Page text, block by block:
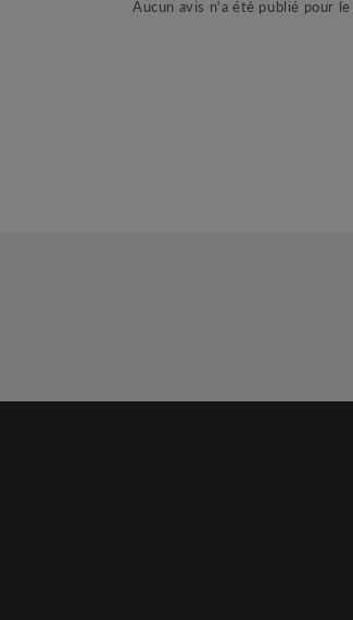
Aucun avis n'a été publié pour le